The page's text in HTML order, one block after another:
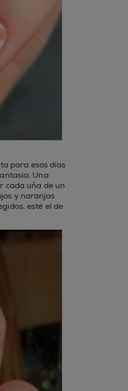
para esos días
Una
cada uña de un
y naranjas
esté el de